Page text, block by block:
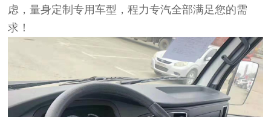
虑，量身定制专用车型，程力专汽全部满足您的需
求！